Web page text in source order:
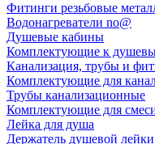
Фитинги резьбовые
Водонагреватели no@
Душевые кабины
Комплектующие к
Канализация, трубы и
Комплектующие для
Трубы канализационные
Комплектующие для
Лейка для душа
Держатель душевой лейки